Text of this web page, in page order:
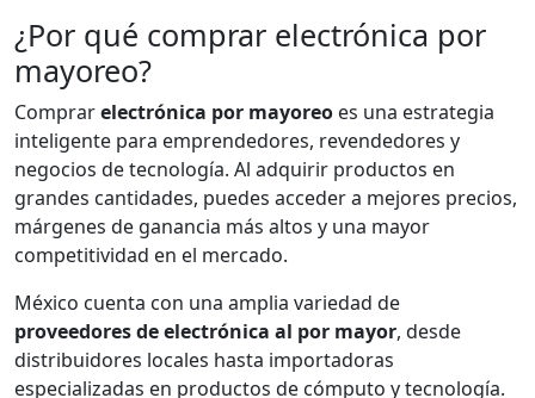
¿Por qué comprar electrónica por
mayoreo?
Comprarelectrónica por mayoreo es una estrategia
inteligente para emprendedores, revendedores y
negocios de tecnología. Al adquirir productos en
grandes cantidades, puedes acceder a mejores precios,
márgenes de ganancia más altos y una mayor
competitividad en el mercado.
México cuenta con una amplia variedad de
proveedores de electrónica al por mayor, desde
distribuidores locales hasta importadoras
especializadas en productos de cómputo y tecnología.